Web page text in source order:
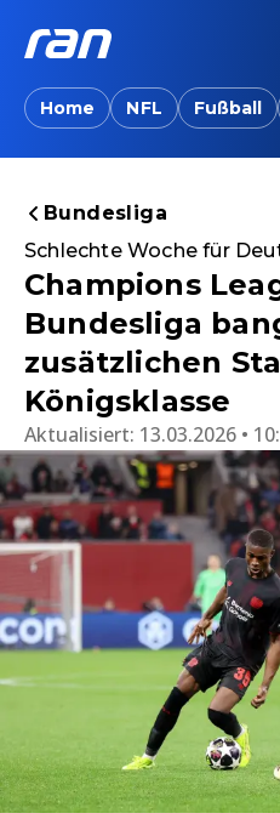
Home NFL Fußball
Bundesliga
Schlechte Woche für
Champions
Bundesliga
zusätzlichen
Königsklasse
Aktualisiert: 13.03.2026 •